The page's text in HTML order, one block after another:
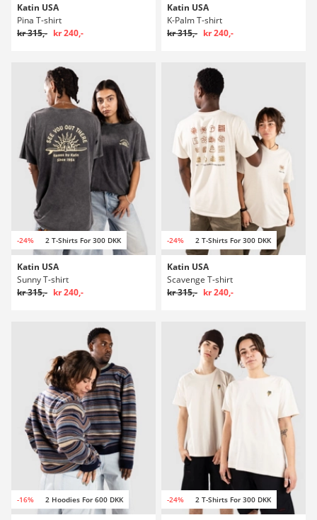
Katin USA
Pina T-shirt
kr 315,- kr 240,-
Katin USA
K-Palm T-shirt
kr 315,- kr 240,-
-24% 2 T-Shirts For 300 DKK
Katin USA
Sunny T-shirt
kr 315,- kr 240,-
-24% 2 T-Shirts For 300 DKK
Katin USA
Scavenge T-shirt
kr 315,- kr 240,-
-16% 2 Hoodies For 600 DKK -24% 2 T-Shirts For 300 DKK